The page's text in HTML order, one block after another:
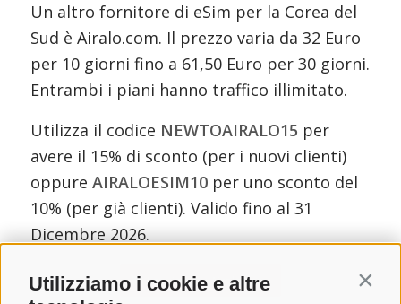
Utilizziamo i cookie e altre
Un altro fornitore di eSim per la Corea del
Sud è Airalo.com. Il prezzo varia da 32 Euro
per 10 giorni fino a 61,50 Euro per 30 giorni.
Entrambi i piani hanno traffico illimitato.
Utilizza il codice NEWTOAIRALO15 per
avere il 15% di sconto (per i nuovi clienti)
oppure AIRALOESIM10per uno sconto del
10% (per già clienti). Valido fino al 31
Dicembre 2026.
Acquista su Airalo.com